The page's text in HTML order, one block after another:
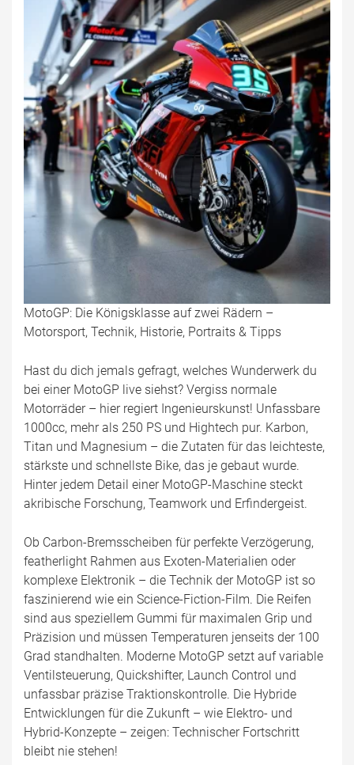
MotoGP: Die Königsklasse auf zwei Rädern –
Motorsport, Technik, Historie, Portraits & Tipps
Hast du dich jemals gefragt, welches Wunderwerk du
bei einer MotoGP live siehst? Vergiss normale
Motorräder – hier regiert Ingenieurskunst! Unfassbare
1000cc, mehr als 250 PS und Hightech pur. Karbon,
Titan und Magnesium – die Zutaten für das leichteste,
stärkste und schnellste Bike, das je gebaut wurde.
Hinter jedem Detail einer MotoGP-Maschine steckt
akribische Forschung, Teamwork und Erfindergeist.
Ob Carbon-Bremsscheiben für perfekte Verzögerung,
featherlight Rahmen aus Exoten-Materialien oder
komplexe Elektronik – die Technik der MotoGP ist so
faszinierend wie ein Science-Fiction-Film. Die Reifen
sind aus speziellem Gummi für maximalen Grip und
Präzision und müssen Temperaturen jenseits der 100
Grad standhalten. Moderne MotoGP setzt auf variable
Ventilsteuerung, Quickshifter, Launch Control und
unfassbar präzise Traktionskontrolle. Die Hybride
Entwicklungen für die Zukunft – wie Elektro- und
Hybrid-Konzepte – zeigen: Technischer Fortschritt
bleibt nie stehen!